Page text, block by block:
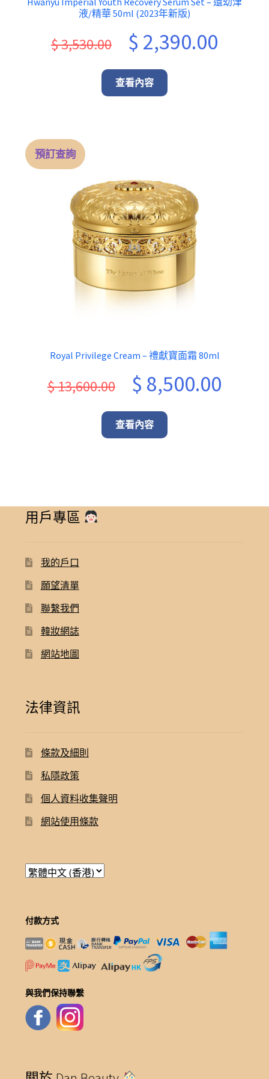
液/精華 50ml (2023年新版)
$3,530.00
Original
price
was:
$ 2,390.00
查看內容
預訂查詢
Royal Privilege Cream – 禮獻寶面霜 80ml
$13,600.00
Original
price
was:
$ 8,500.00
查看內容
用戶專區
我的戶口
願望清單
聯繫我們
韓妝網誌
網站地圖
法律資訊
條款及細則
私隱政策
個人資料收集聲明
網站使用條款
付款方式
與我們保持聯繫